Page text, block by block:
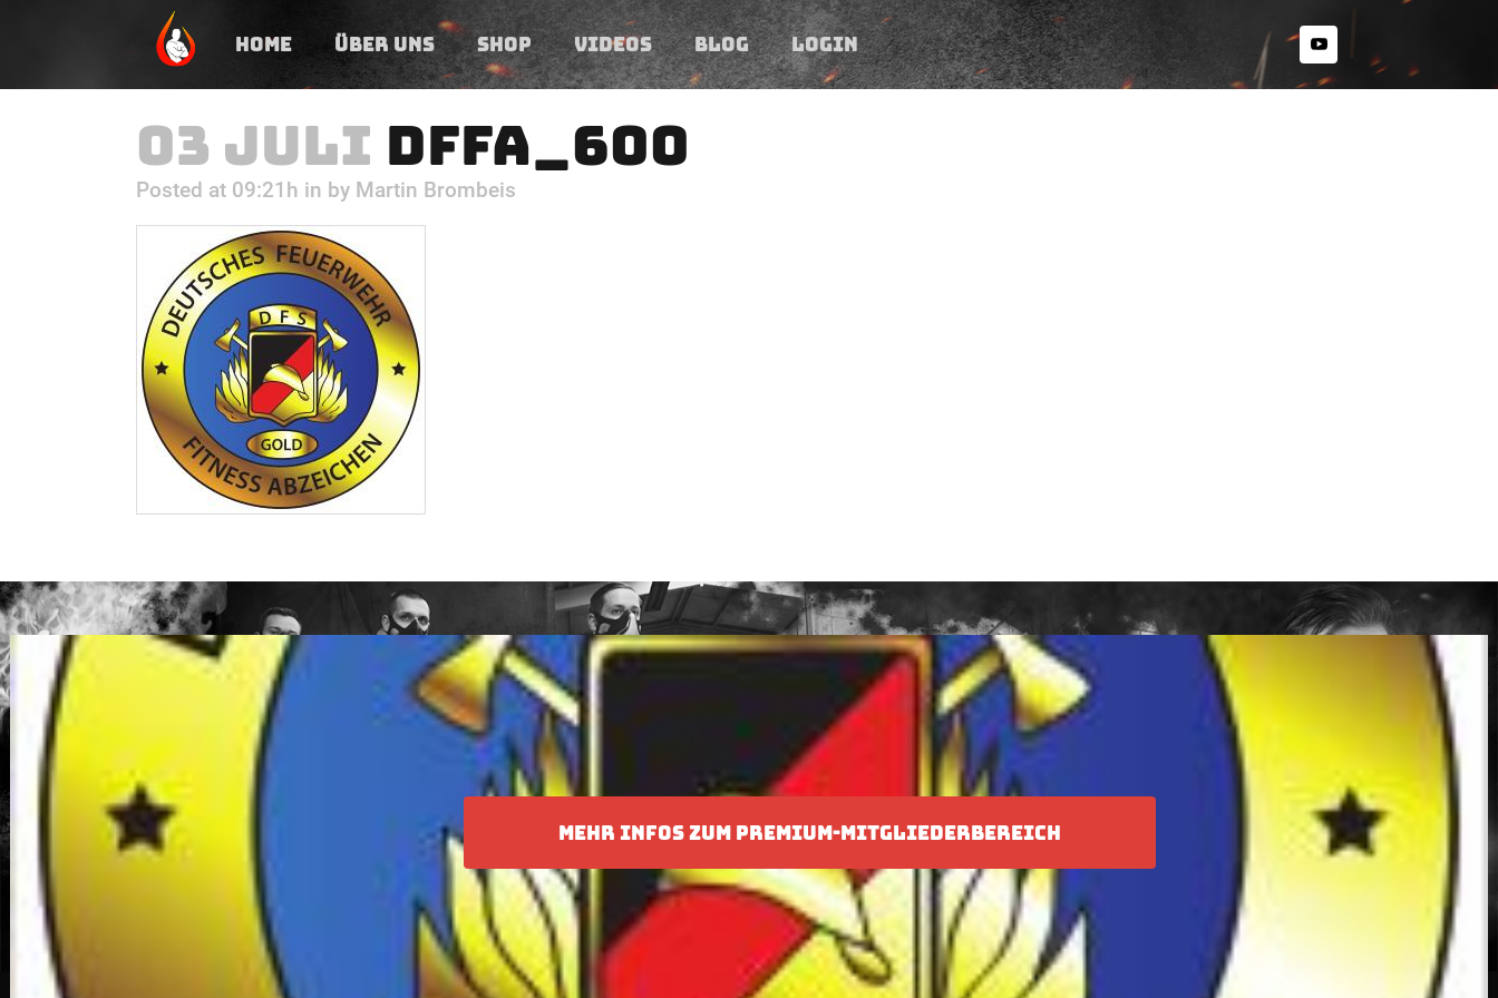
HOME ÜBER UNS SHOP VIDEOS BLOG LOGIN
03 JULI DFFA_600
Posted at 09:21h in by Martin Brombeis
MEHR INFOS ZUM PREMIUM-MITGLIEDERBEREICH